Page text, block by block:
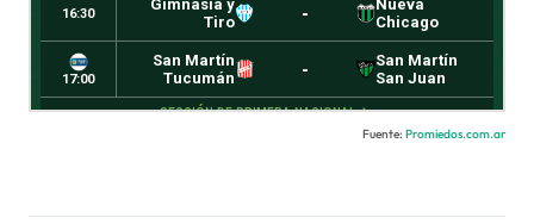
Fuente: Promiedos.com.ar